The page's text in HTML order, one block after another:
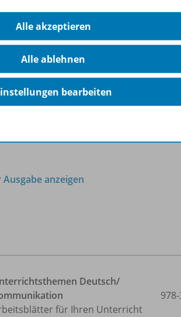
Kunde ist etwas special,
4/2022
Sofort verfügbar
anzeigen
Deutsch/
für Ihren Unterricht
Alle akzeptieren
Alle ablehnen
bearbeiten